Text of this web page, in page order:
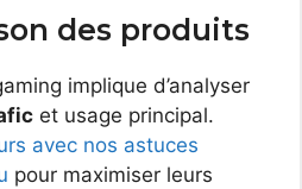
des produits
implique d’analyser
et usage principal.
avec nos astuces
pour maximiser leurs